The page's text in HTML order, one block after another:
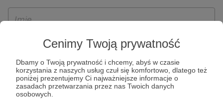
Cenimy Twoją prywatność
Dbamy o Twoją prywatność i chcemy, abyś w czasie
korzystania z naszych usług czuł się komfortowo, dlatego też
poniżej prezentujemy Ci najważniejsze informacje o
zasadach przetwarzania przez nas Twoich danych
osobowych.
Patronite.pl, w tym możliwości dokonywania oraz
otrzymywania wsparcia na naszej platformie oraz
ich przenoszenia, niepodlegania zautomatyzowanemu
wyrażenia sprzeciwu wobec przetwarzania Twoich danych
osobowych. Rejestracja dla osób niepełnoletnich możliwa
jest po przekazaniu podpisanego formularza "Zgodna na
założenie konta przez osobę niepełnoletnią", formularz
dostępny jest na stronie regulaminu Patronite.pl.